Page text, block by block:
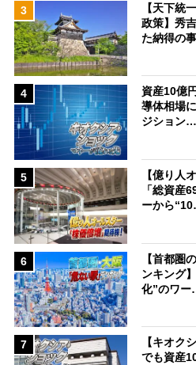
3
【天下統
政策】秀
た納得の
4
資産10億
導体相場
ジション…
5
【億り人
「総資産
ーから
6
【首都圏
ンキング
化”のワ
7
【キオク
でも資産